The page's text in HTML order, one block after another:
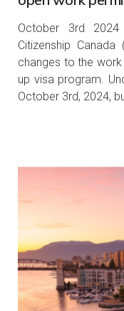
October 3rd
Citizenship
changes to the
up visa program.
October 3rd, 2024,